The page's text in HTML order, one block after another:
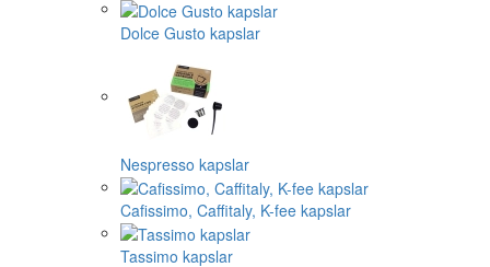
Dolce Gusto kapslar
Nespresso kapslar
Cafissimo, Caffitaly, K-fee kapslar
Tassimo kapslar